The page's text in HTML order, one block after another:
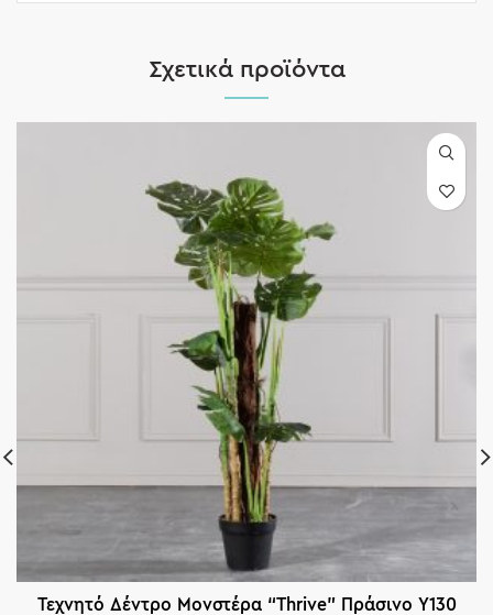
Σχετικά προϊόντα
Τεχνητό Δέντρο Μονστέρα “Thrive” Πράσινο Y130